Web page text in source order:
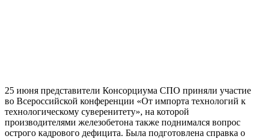
25 июня представители Консорциума СПО приняли участие
во Всероссийской конференции «От импорта технологий к
технологическому суверенитету», на которой
производителями железобетона также поднимался вопрос
острого кадрового дефицита. Была подготовлена справка о